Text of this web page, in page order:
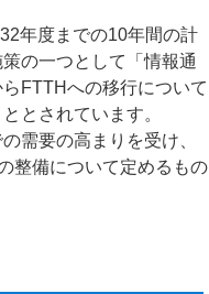
年度までの10年間の計
の一つとして「情報通
FTTHへの移行について
とされています。
需要の高まりを受け、
整備について定めるもの